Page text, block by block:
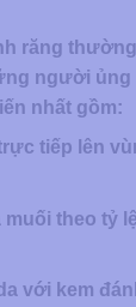
răng
người
nhất gồm:
tiếp lên
theo tỷ
với kem